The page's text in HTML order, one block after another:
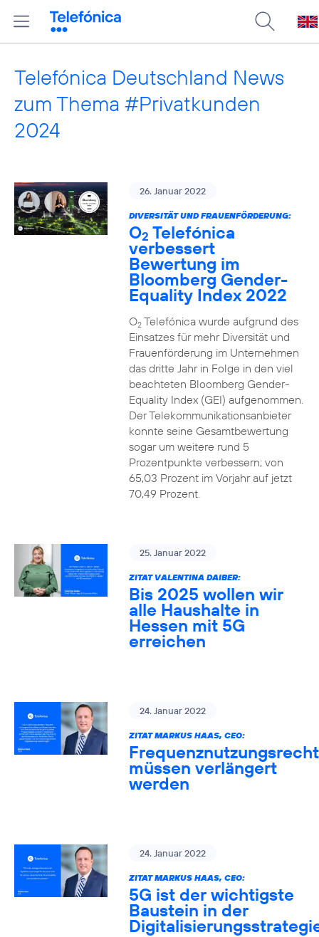
Telefónica Deutschland News
zum Thema #Privatkunden
2024
26. Januar 2022
DIVERSITÄT UND FRAUENFÖRDERUNG:
O2 Telefónica
verbessert
Bewertung im
Bloomberg Gender-
Equality Index 2022
O2Telefónica wurde aufgrund des
Einsatzes für mehr Diversität und
Frauenförderung im Unternehmen
das dritte Jahr in Folge in den viel
beachteten Bloomberg Gender-
Equality Index (GEI) aufgenommen.
Der Telekommunikationsanbieter
konnte seine Gesamtbewertung
sogar um weitere rund 5
Prozentpunkte verbessern; von
65,03 Prozent im Vorjahr auf jetzt
70,49 Prozent.
25. Januar 2022
ZITAT VALENTINA DAIBER:
Bis 2025 wollen wir
alle Haushalte in
Hessen mit 5G
erreichen
24. Januar 2022
ZITAT MARKUS HAAS, CEO:
müssen verlängert
werden
24. Januar 2022
ZITAT MARKUS HAAS, CEO:
5G ist der wichtigste
Baustein in der